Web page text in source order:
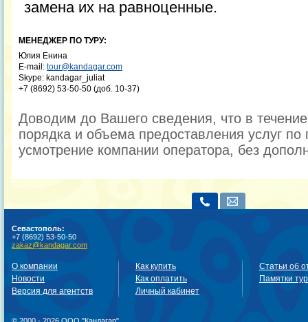
замена их на равноценные.
МЕНЕДЖЕР ПО ТУРУ:
Юлия Енина
E-mail: tour@kandagar.com
Skype: kandagar_juliat
+7 (8692) 53-50-50 (доб. 10-37)
Доводим до Вашего сведения, что в
порядка и объема предоставления услуг по
усмотрение компании оператора, без
Севастополь:
+7 (8692) 53-50-50
zakaz@kandagar.com
О компании
Новости
Версия для агентств
Как купить
Как оплатить
Личный кабинет
Статьи об
Памятки